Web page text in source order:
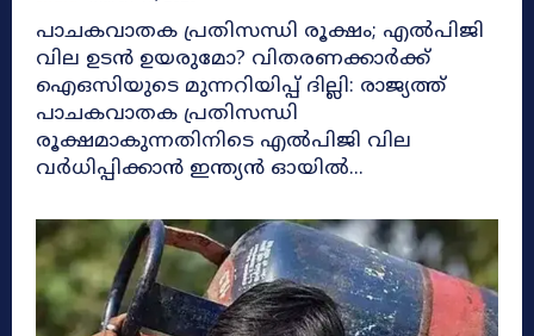
പാചകവാതക പ്രതിസന്ധി രൂക്ഷം; എൽപിജി
വില ഉടൻ ഉയരുമോ? വിതരണക്കാർക്ക്
ഐഒസിയുടെ മുന്നറിയിപ്പ് ദില്ലി: രാജ്യത്ത്
പാചകവാതക പ്രതിസന്ധി
രൂക്ഷമാകുന്നതിനിടെ എൽപിജി വില
വർധിപ്പിക്കാൻ ഇന്ത്യൻ ഓയിൽ...